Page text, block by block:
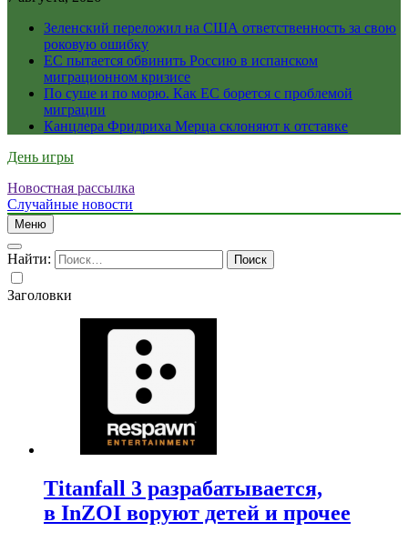
Зеленский переложил на США ответственность за свою
роковую ошибку
ЕС пытается обвинить Россию в испанском
миграционном кризисе
По суше и по морю. Как ЕС борется с проблемой
миграции
Канцлера Фридриха Мерца склоняют к отставке
День игры
Новостная рассылка
Случайные новости
Меню
Найти:
Заголовки
Titanfall 3 разрабатывается,
в InZOI воруют детей и прочее